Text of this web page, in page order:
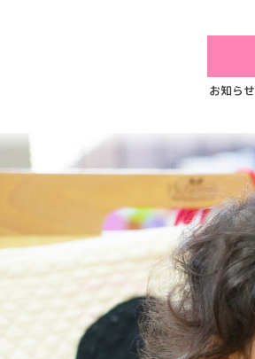
お知らせ